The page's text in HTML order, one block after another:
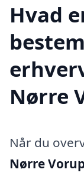
Hvad
Nørre
Når du
Nørre